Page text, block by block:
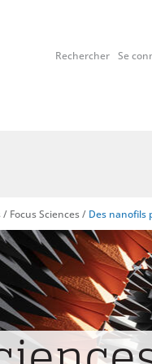
Rechercher Se
/ Focus Sciences/ Des nanofils